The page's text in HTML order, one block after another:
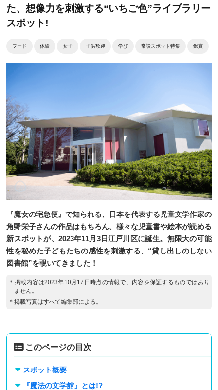
た、想像力を刺激する“いちご色”ライブラリー
スポット!
フード 体験 女子 子供歓迎 学び 常設スポット特集 鑑賞
『魔女の宅急便』で知られる、日本を代表する児童文学作家の
角野栄子さんの作品はもちろん、様々な児童書や絵本が読める
新スポットが、2023年11月3日江戸川区に誕生。無限大の可能
性を秘めた子どもたちの感性を刺激する、“貸し出しのしない
図書館”を覗いてきました！
＊掲載内容は2023年10月17日時点の情報で、内容を保証するものではあり
ません。
＊掲載写真はすべて編集部による。
このページの目次
スポット概要
『魔法の文学館』とは!?